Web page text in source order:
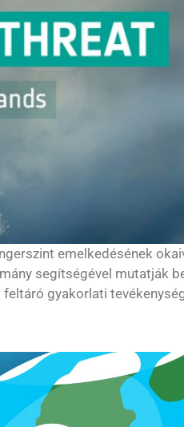
emelkedésének
segítségével mutatják
gyakorlati